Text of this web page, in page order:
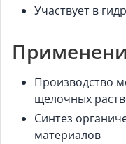
Участвует в
Производство
щелочных
Синтез
материалов